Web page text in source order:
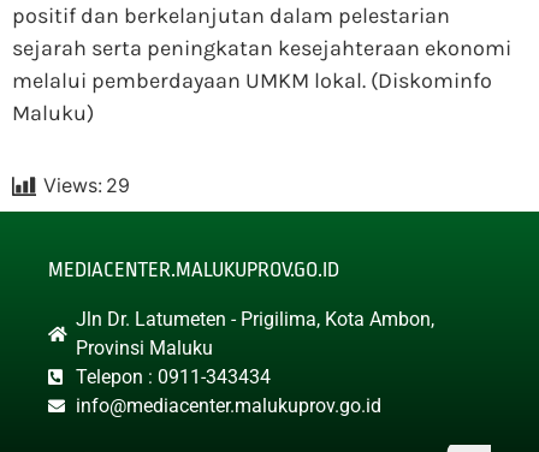
positif dan berkelanjutan dalam pelestarian
sejarah serta peningkatan kesejahteraan ekonomi
melalui pemberdayaan UMKM lokal. (Diskominfo
Maluku)
Views: 29
MEDIACENTER.MALUKUPROV.GO.ID
Jln Dr. Latumeten - Prigilima, Kota Ambon,
Provinsi Maluku
Telepon : 0911-343434
info@mediacenter.malukuprov.go.id